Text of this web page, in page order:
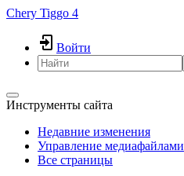
Chery Tiggo 4
Войти
Инструменты сайта
Недавние изменения
Управление медиафайлами
Все страницы